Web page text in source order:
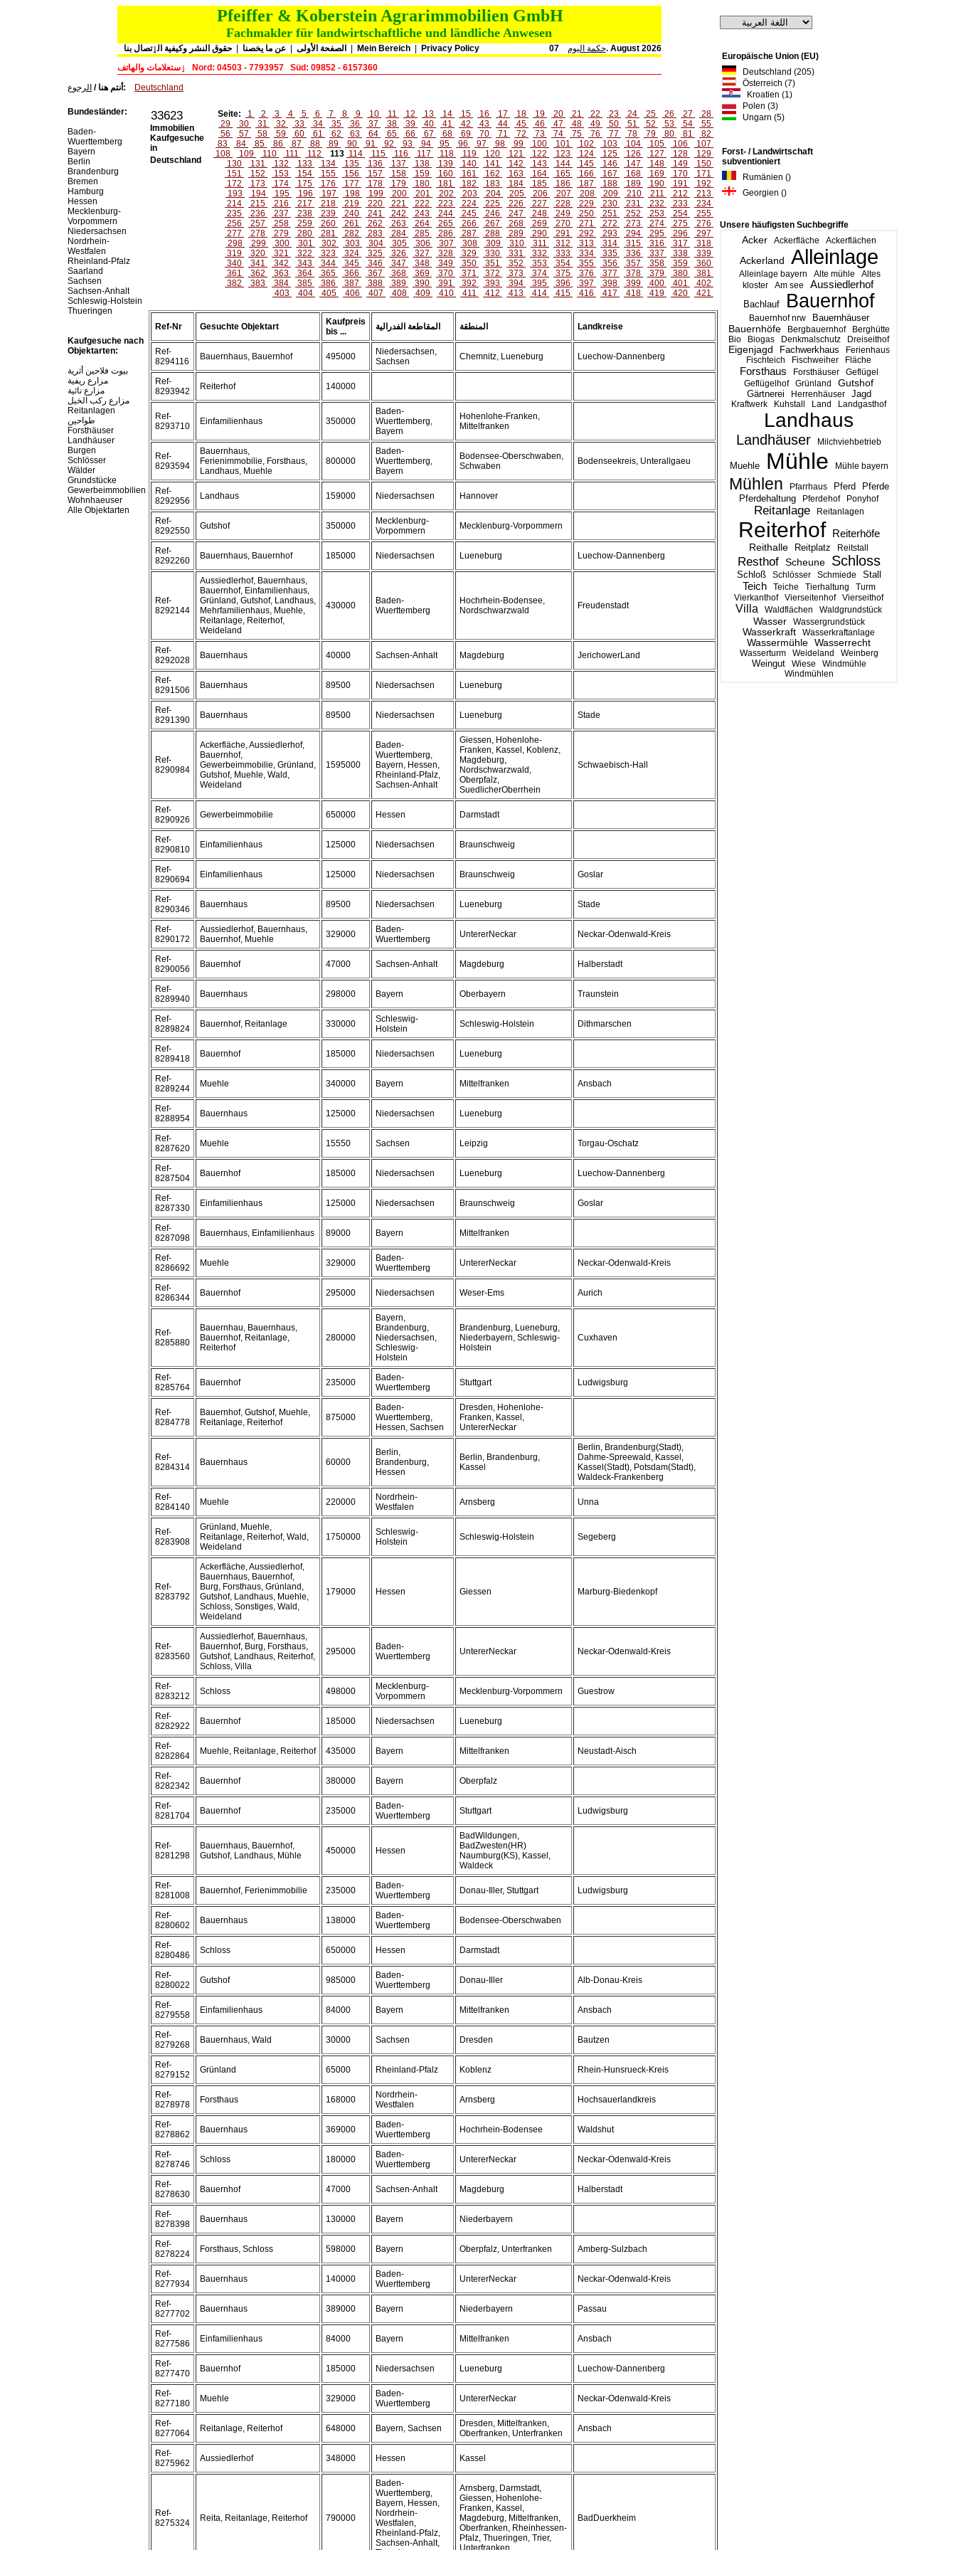
Pfeiffer & Koberstein Agrarimmobilien GmbH
Fachmakler für landwirtschaftliche und ländliche Anwesen
الصفحة الأولى |عن ما يخصنا |حقوق النشر وكيفية الٳتصال بنا Mein Bereich Privacy Policy حكمة اليوم07. August 2026
Nord: 04503 - 7793957 Süd: 09852 - 6157360
Europäische Union (EU)
Deutschland (205)
Österreich (7)
Kroatien (1)
Polen (3)
Ungarn (5)
Forst- / Landwirtschaft
subventioniert
Rumänien ()
Georgien ()
Unsere häufigsten Suchbegriffe
Acker Ackerfläche Ackerflächen
Ackerland Alleinlage
Alleinlage bayern Alte mühle
Altes
kloster
Am see Aussiedlerhof
Bachlauf Bauernhof
Bauernhof nrw Bauernhäuser
Bauernhöfe Bergbauernhof
Berghütte
Bio
Biogas Denkmalschutz Dreiseithof
Eigenjagd Fachwerkhaus
Ferienhaus
Fischteich
Fischweiher Fläche
Forsthaus Forsthäuser
Geflügel
Geflügelhof
Grünland
Gutshof
Gärtnerei
Herrenhäuser Jagd
Kraftwerk Kuhstall Land Landgasthof
Landhaus
Landhäuser Milchviehbetrieb
Muehle Mühle Mühle bayern
Mühlen Pfarrhaus Pferd Pferde
Pferdehaltung Pferdehof Ponyhof
Reitanlage Reitanlagen
Reiterhof Reiterhöfe
Reithalle Reitplatz Reitstall
Resthof Scheune Schloss
Schloß Schlösser Schmiede Stall
Teich Teiche Tierhaltung
Turm
Vierkanthof
Vierseitenhof Vierseithof
Villa Waldflächen Waldgrundstück
Wasser Wassergrundstück
Wasserkraft Wasserkraftanlage
Wassermühle Wasserrecht
Wasserturm Weideland Weinberg
Weingut Wiese
Windmühle
Windmühlen
أنتم هنا / الرجوع : Deutschland
Bundesländer:
Baden-
Wuerttemberg
Bayern
Berlin
Brandenburg
Bremen
Hamburg
Hessen
Mecklenburg-
Vorpommern
Niedersachsen
Nordrhein-
Westfalen
Rheinland-Pfalz
Saarland
Sachsen
Sachsen-Anhalt
Schleswig-Holstein
Thueringen
Kaufgesuche nach
Objektarten:
بيوت فلاحين أثرية
مزارع ريفية
مزارع نائية
مزارع ركب الخيل
Reitanlagen
طواحين
Forsthäuser
Landhäuser
Burgen
Schlösser
Wälder
Grundstücke
Gewerbeimmobilien
Wohnhaeuser
Alle Objektarten
33623
Immobilien
Kaufgesuche
in
Deutschland
Seite: 1 2 3 4 5 6 7 8 9 10 11 12 13 14 15 16 17 18 19 20 21 22 23 24 25 26 27
28
29
30 31 32 33 34 35 36 37 38 39 40 41 42 43 44 45 46 47 48 49 50 51 52 53 54
55
56
57 58 59 60 61 62 63 64 65 66 67 68 69 70 71 72 73 74 75 76 77 78 79 80 81
82
83
84 85 86 87 88 89 90 91 92 93 94 95 96 97 98 99 100 101 102 103 104 105 106
107
108
109 110 111 112 113 114 115 116 117 118 119 120 121 122 123 124 125 126 127 128
129
130
131 132 133 134 135 136 137 138 139 140 141 142 143 144 145 146 147 148 149
150
151
152 153 154 155 156 157 158 159 160 161 162 163 164 165 166 167 168 169 170
171
172
173 174 175 176 177 178 179 180 181 182 183 184 185 186 187 188 189 190 191
192
193
194 195 196 197 198 199 200 201 202 203 204 205 206 207 208 209 210 211 212
213
214
215 216 217 218 219 220 221 222 223 224 225 226 227 228 229 230 231 232 233
234
235
236 237 238 239 240 241 242 243 244 245 246 247 248 249 250 251 252 253 254
255
256
257 258 259 260 261 262 263 264 265 266 267 268 269 270 271 272 273 274 275
276
277
278 279 280 281 282 283 284 285 286 287 288 289 290 291 292 293 294 295 296
297
298
299 300 301 302 303 304 305 306 307 308 309 310 311 312 313 314 315 316 317
318
319
320 321 322 323 324 325 326 327 328 329 330 331 332 333 334 335 336 337 338
339
340
341 342 343 344 345 346 347 348 349 350 351 352 353 354 355 356 357 358 359
360
361
362 363 364 365 366 367 368 369 370 371 372 373 374 375 376 377 378 379 380
381
382
383 384 385 386 387 388 389 390 391 392 393 394 395 396 397 398 399 400 401
402
403
404 405 406 407 408 409 410 411 412 413 414 415 416 417 418 419 420 421
Ref-Nr Gesuchte Objektart
Kaufpreis
bis ...
المقاطعة الفدرالية المنطقة Landkreise
Ref-
8294116
Bauernhaus, Bauernhof 495000
Niedersachsen,
Sachsen
Chemnitz, Lueneburg Luechow-Dannenberg
Ref-
8293942
Reiterhof 140000
Ref-
8293710
Einfamilienhaus 350000
Baden-
Wuerttemberg,
Bayern
Hohenlohe-Franken,
Mittelfranken
Ref-
8293594
Bauernhaus,
Ferienimmobilie, Forsthaus,
Landhaus, Muehle
800000
Baden-
Wuerttemberg,
Bayern
Bodensee-Oberschwaben,
Schwaben
Bodenseekreis, Unterallgaeu
Ref-
8292956
Landhaus 159000 Niedersachsen Hannover
Ref-
8292550
Gutshof 350000
Mecklenburg-
Vorpommern
Mecklenburg-Vorpommern
Ref-
8292260
Bauernhaus, Bauernhof 185000 Niedersachsen Lueneburg Luechow-Dannenberg
Ref-
8292144
Aussiedlerhof, Bauernhaus,
Bauernhof, Einfamilienhaus,
Grünland, Gutshof, Landhaus,
Mehrfamilienhaus, Muehle,
Reitanlage, Reiterhof,
Weideland
430000
Baden-
Wuerttemberg
Hochrhein-Bodensee,
Nordschwarzwald
Freudenstadt
Ref-
8292028
Bauernhaus 40000 Sachsen-Anhalt Magdeburg JerichowerLand
Ref-
8291506
Bauernhaus 89500 Niedersachsen Lueneburg
Ref-
8291390
Bauernhaus 89500 Niedersachsen Lueneburg Stade
Ref-
8290984
Ackerfläche, Aussiedlerhof,
Bauernhof,
Gewerbeimmobilie, Grünland,
Gutshof, Muehle, Wald,
Weideland
1595000
Baden-
Wuerttemberg,
Bayern, Hessen,
Rheinland-Pfalz,
Sachsen-Anhalt
Giessen, Hohenlohe-
Franken, Kassel, Koblenz,
Magdeburg,
Nordschwarzwald,
Oberpfalz,
SuedlicherOberrhein
Schwaebisch-Hall
Ref-
8290926
Gewerbeimmobilie 650000 Hessen Darmstadt
Ref-
8290810
Einfamilienhaus 125000 Niedersachsen Braunschweig
Ref-
8290694
Einfamilienhaus 125000 Niedersachsen Braunschweig Goslar
Ref-
8290346
Bauernhaus 89500 Niedersachsen Lueneburg Stade
Ref-
8290172
Aussiedlerhof, Bauernhaus,
Bauernhof, Muehle
329000
Baden-
Wuerttemberg
UntererNeckar Neckar-Odenwald-Kreis
Ref-
8290056
Bauernhof 47000 Sachsen-Anhalt Magdeburg Halberstadt
Ref-
8289940
Bauernhaus 298000 Bayern Oberbayern Traunstein
Ref-
8289824
Bauernhof, Reitanlage 330000
Schleswig-
Holstein
Schleswig-Holstein Dithmarschen
Ref-
8289418
Bauernhof 185000 Niedersachsen Lueneburg
Ref-
8289244
Muehle 340000 Bayern Mittelfranken Ansbach
Ref-
8288954
Bauernhaus 125000 Niedersachsen Lueneburg
Ref-
8287620
Muehle 15550 Sachsen Leipzig Torgau-Oschatz
Ref-
8287504
Bauernhof 185000 Niedersachsen Lueneburg Luechow-Dannenberg
Ref-
8287330
Einfamilienhaus 125000 Niedersachsen Braunschweig Goslar
Ref-
8287098
Bauernhaus, Einfamilienhaus 89000 Bayern Mittelfranken
Ref-
8286692
Muehle 329000
Baden-
Wuerttemberg
UntererNeckar Neckar-Odenwald-Kreis
Ref-
8286344
Bauernhof 295000 Niedersachsen Weser-Ems Aurich
Ref-
8285880
Bauernhau, Bauernhaus,
Bauernhof, Reitanlage,
Reiterhof
280000
Bayern,
Brandenburg,
Niedersachsen,
Schleswig-
Holstein
Brandenburg, Lueneburg,
Niederbayern, Schleswig-
Holstein
Cuxhaven
Ref-
8285764
Bauernhof 235000
Baden-
Wuerttemberg
Stuttgart Ludwigsburg
Ref-
8284778
Bauernhof, Gutshof, Muehle,
Reitanlage, Reiterhof
875000
Baden-
Wuerttemberg,
Hessen, Sachsen
Dresden, Hohenlohe-
Franken, Kassel,
UntererNeckar
Ref-
8284314
Bauernhaus 60000
Berlin,
Brandenburg,
Hessen
Berlin, Brandenburg,
Kassel
Berlin, Brandenburg(Stadt),
Dahme-Spreewald, Kassel,
Kassel(Stadt), Potsdam(Stadt),
Waldeck-Frankenberg
Ref-
8284140
Muehle 220000
Nordrhein-
Westfalen
Arnsberg Unna
Ref-
8283908
Grünland, Muehle,
Reitanlage, Reiterhof, Wald,
Weideland
1750000
Schleswig-
Holstein
Schleswig-Holstein Segeberg
Ref-
8283792
Ackerfläche, Aussiedlerhof,
Bauernhaus, Bauernhof,
Burg, Forsthaus, Grünland,
Gutshof, Landhaus, Muehle,
Schloss, Sonstiges, Wald,
Weideland
179000 Hessen Giessen Marburg-Biedenkopf
Ref-
8283560
Aussiedlerhof, Bauernhaus,
Bauernhof, Burg, Forsthaus,
Gutshof, Landhaus, Reiterhof,
Schloss, Villa
295000
Baden-
Wuerttemberg
UntererNeckar Neckar-Odenwald-Kreis
Ref-
8283212
Schloss 498000
Mecklenburg-
Vorpommern
Mecklenburg-Vorpommern Guestrow
Ref-
8282922
Bauernhof 185000 Niedersachsen Lueneburg
Ref-
8282864
Muehle, Reitanlage, Reiterhof 435000 Bayern Mittelfranken Neustadt-Aisch
Ref-
8282342
Bauernhof 380000 Bayern Oberpfalz
Ref-
8281704
Bauernhof 235000
Baden-
Wuerttemberg
Stuttgart Ludwigsburg
Ref-
8281298
Bauernhaus, Bauernhof,
Gutshof, Landhaus, Mühle
450000 Hessen
BadWildungen,
BadZwesten(HR)
Naumburg(KS), Kassel,
Waldeck
Ref-
8281008
Bauernhof, Ferienimmobilie 235000
Baden-
Wuerttemberg
Donau-Iller, Stuttgart Ludwigsburg
Ref-
8280602
Bauernhaus 138000
Baden-
Wuerttemberg
Bodensee-Oberschwaben
Ref-
8280486
Schloss 650000 Hessen Darmstadt
Ref-
8280022
Gutshof 985000
Baden-
Wuerttemberg
Donau-Iller Alb-Donau-Kreis
Ref-
8279558
Einfamilienhaus 84000 Bayern Mittelfranken Ansbach
Ref-
8279268
Bauernhaus, Wald 30000 Sachsen Dresden Bautzen
Ref-
8279152
Grünland 65000 Rheinland-Pfalz Koblenz Rhein-Hunsrueck-Kreis
Ref-
8278978
Forsthaus 168000
Nordrhein-
Westfalen
Arnsberg Hochsauerlandkreis
Ref-
8278862
Bauernhaus 369000
Baden-
Wuerttemberg
Hochrhein-Bodensee Waldshut
Ref-
8278746
Schloss 180000
Baden-
Wuerttemberg
UntererNeckar Neckar-Odenwald-Kreis
Ref-
8278630
Bauernhof 47000 Sachsen-Anhalt Magdeburg Halberstadt
Ref-
8278398
Bauernhaus 130000 Bayern Niederbayern
Ref-
8278224
Forsthaus, Schloss 598000 Bayern Oberpfalz, Unterfranken Amberg-Sulzbach
Ref-
8277934
Bauernhaus 140000
Baden-
Wuerttemberg
UntererNeckar Neckar-Odenwald-Kreis
Ref-
8277702
Bauernhaus 389000 Bayern Niederbayern Passau
Ref-
8277586
Einfamilienhaus 84000 Bayern Mittelfranken Ansbach
Ref-
8277470
Bauernhof 185000 Niedersachsen Lueneburg Luechow-Dannenberg
Ref-
8277180
Muehle 329000
Baden-
Wuerttemberg
UntererNeckar Neckar-Odenwald-Kreis
Ref-
8277064
Reitanlage, Reiterhof 648000 Bayern, Sachsen
Dresden, Mittelfranken,
Oberfranken, Unterfranken
Ansbach
Ref-
8275962
Aussiedlerhof 348000 Hessen Kassel
Ref-
8275324
Reita, Reitanlage, Reiterhof 790000
Baden-
Wuerttemberg,
Bayern, Hessen,
Nordrhein-
Westfalen,
Rheinland-Pfalz,
Sachsen-Anhalt,
Arnsberg, Darmstadt,
Giessen, Hohenlohe-
Franken, Kassel,
Magdeburg, Mittelfranken,
Oberfranken, Rheinhessen-
Pfalz, Thueringen, Trier,
Unterfranken
BadDuerkheim